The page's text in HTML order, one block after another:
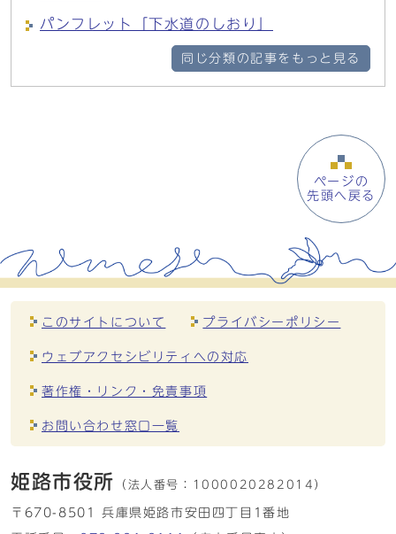
パンフレット「下水道のしおり」
同じ分類の記事をもっと見る
ページの
先頭へ戻る
このサイトについて プライバシーポリシー
ウェブアクセシビリティへの対応
著作権・リンク・免責事項
お問い合わせ窓口一覧
姫路市役所 （法人番号： 1000020282014）
〒670-8501 兵庫県姫路市安田四丁目1番地